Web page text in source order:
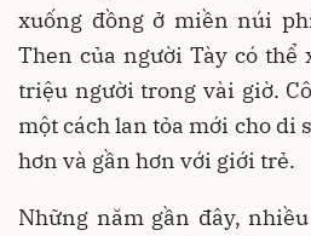
xuống đồng ở miền núi
Then của người Tày có thể
triệu người trong vài giờ.
một cách lan tỏa mới cho di
hơn và gần hơn với giới trẻ.
Những năm gần đây,